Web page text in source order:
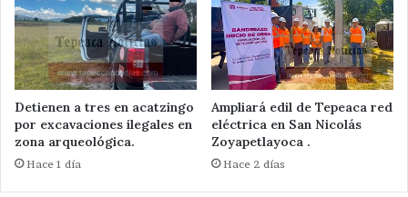
Detienen a tres en acatzingo
por excavaciones ilegales en
zona arqueológica.
Hace 1 día
Ampliará edil de Tepeaca red
eléctrica en San Nicolás
Zoyapetlayoca .
Hace 2 días